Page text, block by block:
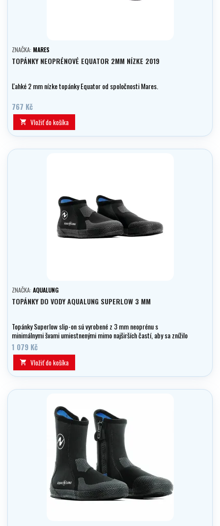
ZNAČKA: MARES
TOPÁNKY NEOPRÉNOVÉ EQUATOR 2MM NÍZKE 2019
Ľahké 2 mm nízke topánky Equator od spoločnosti Mares.
767 Kč
 Vložiť do košíka
ZNAČKA: AQUALUNG
TOPÁNKY DO VODY AQUALUNG SUPERLOW 3 MM
Topánky Superlow slip-on sú vyrobené z 3 mm neoprénu s
minimálnymi švami umiestnenými mimo najširších častí, aby sa znížilo
vnútorné trenie.
1 079 Kč
 Vložiť do košíka